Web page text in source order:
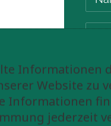
Informationen
Website zu
Informationen
jederzeit